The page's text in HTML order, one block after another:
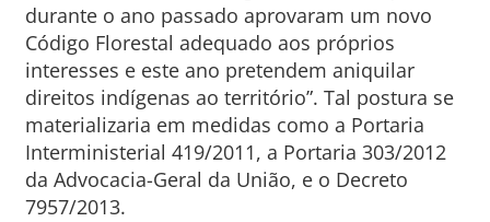
durante o ano passado aprovaram um novo
Código Florestal adequado aos próprios
interesses e este ano pretendem aniquilar
direitos indígenas ao território”. Tal postura se
materializaria em medidas como a Portaria
Interministerial 419/2011, a Portaria 303/2012
da Advocacia-Geral da União, e o Decreto
7957/2013.